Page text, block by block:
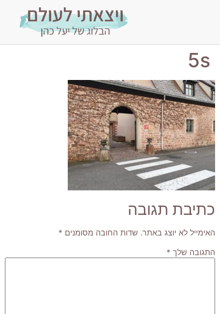
5s
כתיבת תגובה
האימייל לא יוצג באתר. שדות החובה מסומנים *
התגובה שלך *